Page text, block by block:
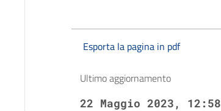
Esporta la pagina in pdf
Ultimo aggiornamento
22 Maggio 2023, 12:58